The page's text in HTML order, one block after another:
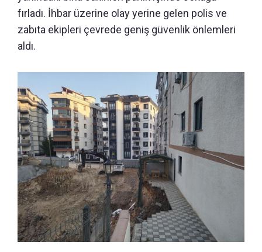
fırladı. İhbar üzerine olay yerine gelen polis ve
zabıta ekipleri çevrede geniş güvenlik önlemleri
aldı.